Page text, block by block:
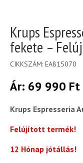
Krups
fekete –
CIKKSZÁM: EA815070
Ár: 69 990 Ft
Krups Espresseria
Felújított termék!
12 Hónap jótállás!